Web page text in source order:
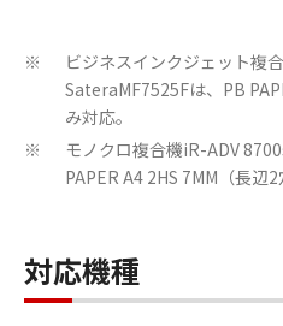
※
ビジネスインクジェット複
SateraMF7525Fは、PB
み対応。
※
モノクロ複合機iR-ADV
PAPER A4 2HS 7MM（長辺2
対応機種